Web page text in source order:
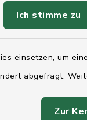
Ich stimme zu
einsetzen, um
abgefragt.
Zur